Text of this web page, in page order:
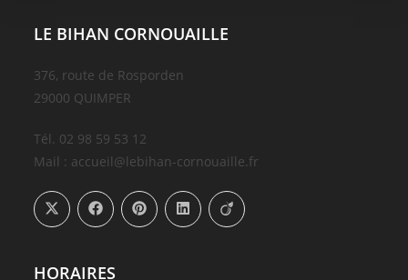
LE BIHAN CORNOUAILLE
376, route de Rosporden
29000 QUIMPER
Tél. 02 98 59 53 12
Mail : accueil@lebihan-cornouaille.fr
HORAIRES